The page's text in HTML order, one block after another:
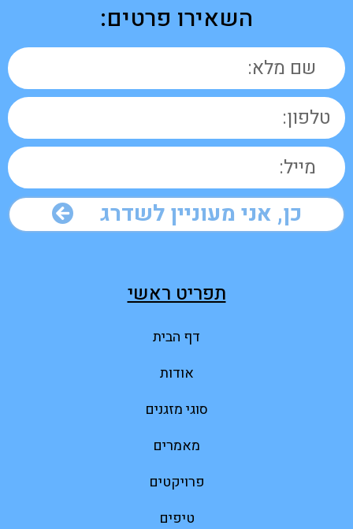
השאירו פרטים:
כן, אני מעוניין לשדרג
תפריט ראשי
דף הבית
אודות
סוגי מזגנים
מאמרים
פרויקטים
טיפים